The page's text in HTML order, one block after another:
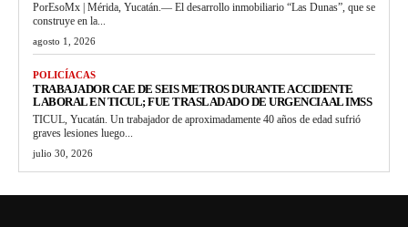
PorEsoMx | Mérida, Yucatán.— El desarrollo inmobiliario “Las Dunas”, que se
construye en la...
agosto 1, 2026
POLICÍACAS
TRABAJADOR CAE DE SEIS METROS DURANTE ACCIDENTE
LABORAL EN TICUL; FUE TRASLADADO DE URGENCIA AL IMSS
TICUL, Yucatán. Un trabajador de aproximadamente 40 años de edad sufrió
graves lesiones luego...
julio 30, 2026